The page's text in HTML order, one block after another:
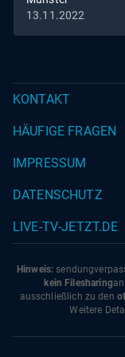
13.11.2022
KONTAKT
HÄUFIGE FRAGEN
IMPRESSUM
DATENSCHUTZ
LIVE-TV-JETZT.DE
Hinweis:
kein Filesharing
ausschließlich zu den
Weitere